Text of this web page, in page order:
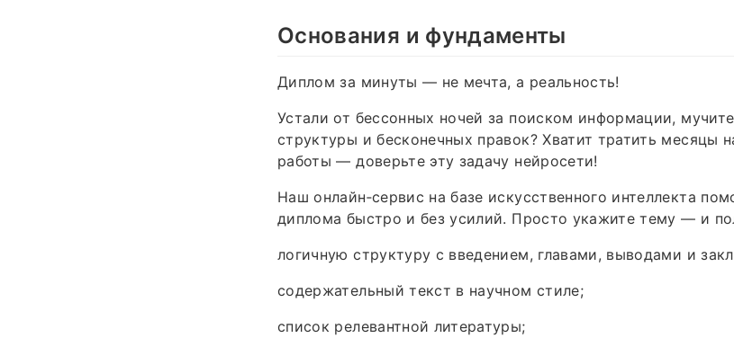
Основания и фундаменты
Диплом за минуты — не мечта, а реальность!
Устали от бессонных ночей за поиском информации,
структуры и бесконечных правок? Хватит тратить месяцы
работы — доверьте эту задачу нейросети!
Наш онлайн‑сервис на базе искусственного интеллекта
диплома быстро и без усилий. Просто укажите тему — и
логичную структуру с введением, главами, выводами и
содержательный текст в научном стиле;
список релевантной литературы;